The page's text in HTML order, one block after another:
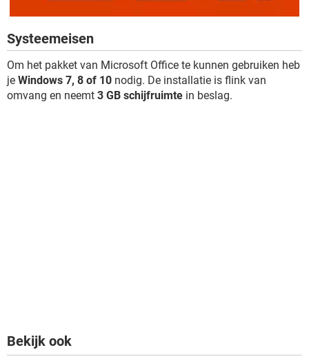
Systeemeisen
Om het pakket van Microsoft Office te kunnen gebruiken heb
je Windows 7, 8 of 10 nodig. De installatie is flink van
omvang en neemt 3 GB schijfruimte in beslag.
Bekijk ook